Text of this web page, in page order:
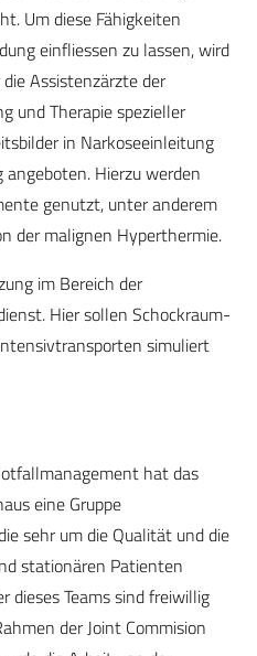
Um diese Fähigkeiten
einfliessen zu lassen, wird
Assistenzärzte der
und Therapie spezieller
in Narkoseeinleitung
Hierzu werden
genutzt, unter anderem
der malignen Hyperthermie.
im Bereich der
Hier sollen Schockraum-
simuliert
hat das
eine Gruppe
sehr um die Qualität und die
stationären Patienten
Teams sind freiwillig
der Joint Commision